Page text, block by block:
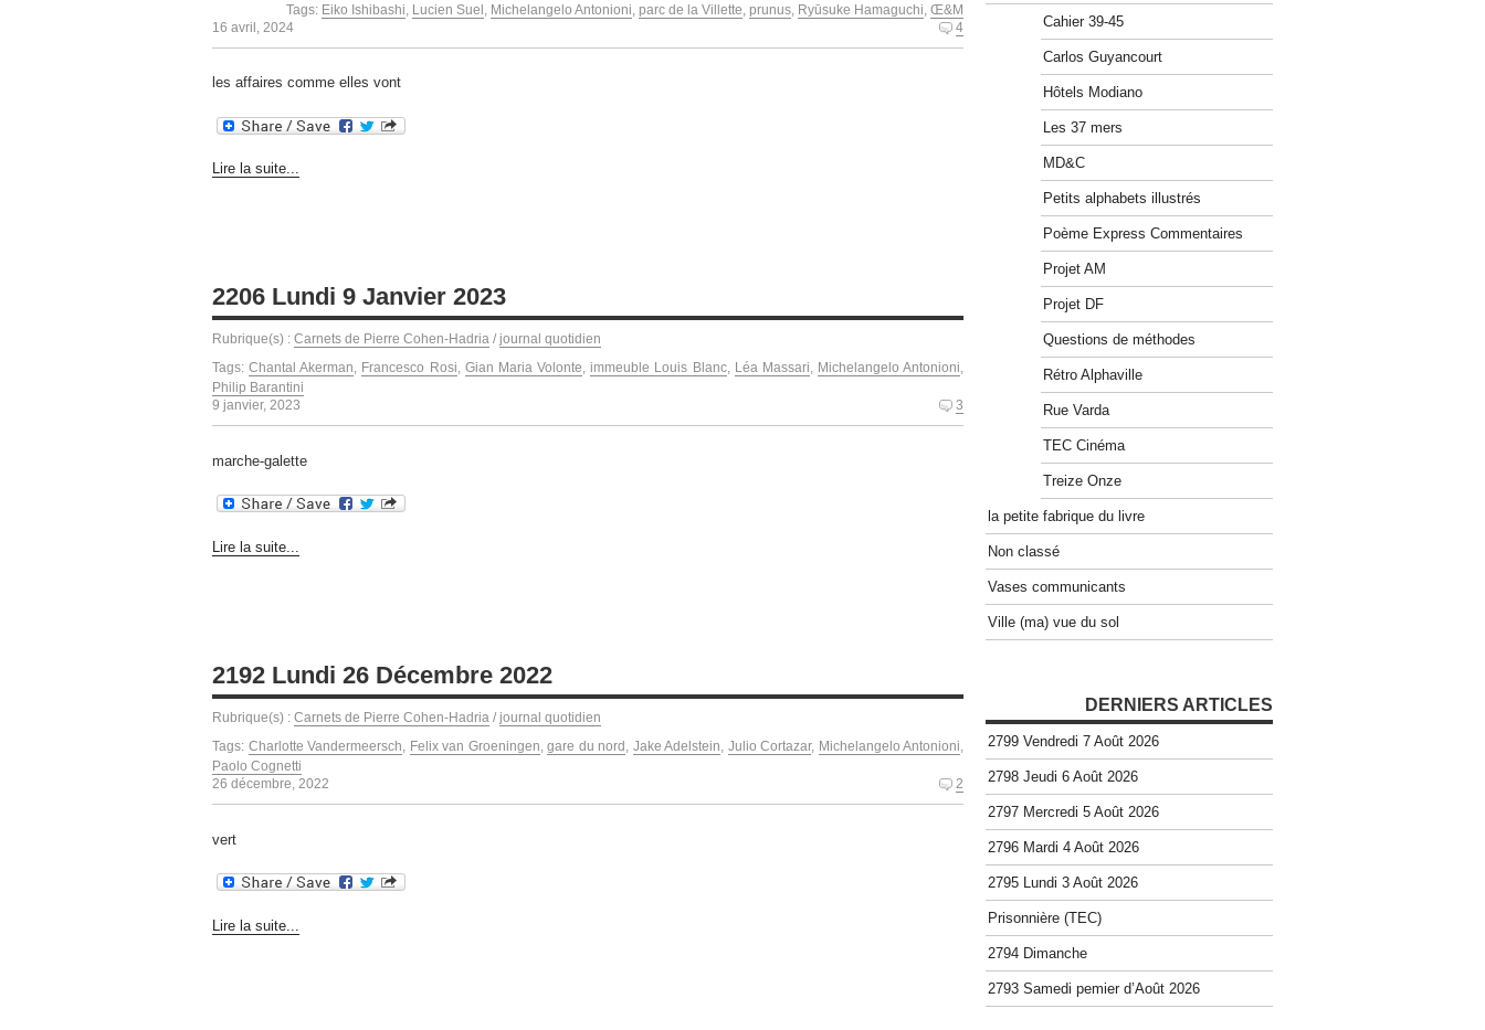
Tags: Eiko Ishibashi Lucien Suel Michelangelo Antonioni parc de la Villette prunus Ryūsuke Hamaguchi Œ&M
16 avril, 2024
4
les affaires comme elles vont
Lire la suite...
2206 Lundi 9 Janvier 2023
Rubrique(s) : Carnets de Pierre Cohen-Hadria / journal quotidien
Tags:Chantal Akerman, Francesco Rosi, Gian Maria Volonte,immeuble Louis Blanc, Léa Massari, Michelangelo Antonioni,
Philip Barantini
9 janvier, 2023
3
marche-galette
Lire la suite...
2192 Lundi 26 Décembre 2022
Rubrique(s) : Carnets de Pierre Cohen-Hadria / journal quotidien
Tags: Charlotte Vandermeersch, Felix van Groeningen, gare du nord , Jake Adelstein, Julio Cortazar, Michelangelo Antonioni,
Paolo Cognetti
26 décembre, 2022
2
vert
Lire la suite...
Cahier 39-45
Carlos Guyancourt
Hôtels Modiano
Les 37 mers
MD&C
Petits alphabets illustrés
Poème Express Commentaires
Projet AM
Projet DF
Questions de méthodes
Rétro Alphaville
Rue Varda
TEC Cinéma
Treize Onze
la petite fabrique du livre
Non classé
Vases communicants
Ville (ma) vue du sol
DERNIERS ARTICLES
2799 Vendredi 7 Août 2026
2798 Jeudi 6 Août 2026
2797 Mercredi 5 Août 2026
2796 Mardi 4 Août 2026
2795 Lundi 3 Août 2026
Prisonnière (TEC)
2794 Dimanche
2793 Samedi pemier d’Août 2026